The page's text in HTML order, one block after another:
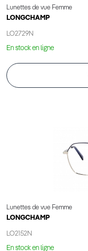
Lunettes de vue Femme
LONGCHAMP
LO2729N
En stock en ligne
Lunettes de vue Femme
LONGCHAMP
LO2152N
En stock en ligne